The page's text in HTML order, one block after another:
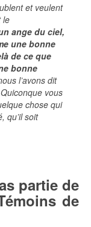
et veulent
le
ange du ciel,
une bonne
de ce que
bonne
l’avons dit
vous
chose qui
qu’il soit
partie de
de